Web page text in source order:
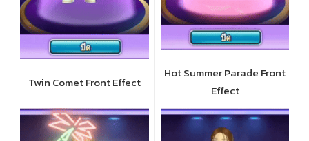
Twin Comet Front Effect
Hot Summer Parade Front
Effect